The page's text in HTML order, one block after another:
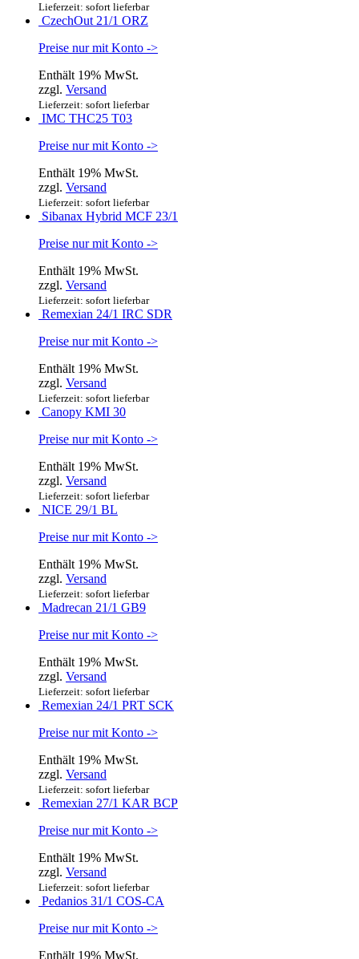
Lieferzeit: sofort lieferbar
CzechOut 21/1 ORZ
Preise nur mit Konto ->
Enthält 19% MwSt.
zzgl. Versand
Lieferzeit: sofort lieferbar
IMC THC25 T03
Preise nur mit Konto ->
Enthält 19% MwSt.
zzgl. Versand
Lieferzeit: sofort lieferbar
Sibanax Hybrid MCF 23/1
Preise nur mit Konto ->
Enthält 19% MwSt.
zzgl. Versand
Lieferzeit: sofort lieferbar
Remexian 24/1 IRC SDR
Preise nur mit Konto ->
Enthält 19% MwSt.
zzgl. Versand
Lieferzeit: sofort lieferbar
Canopy KMI 30
Preise nur mit Konto ->
Enthält 19% MwSt.
zzgl. Versand
Lieferzeit: sofort lieferbar
NICE 29/1 BL
Preise nur mit Konto ->
Enthält 19% MwSt.
zzgl. Versand
Lieferzeit: sofort lieferbar
Madrecan 21/1 GB9
Preise nur mit Konto ->
Enthält 19% MwSt.
zzgl. Versand
Lieferzeit: sofort lieferbar
Remexian 24/1 PRT SCK
Preise nur mit Konto ->
Enthält 19% MwSt.
zzgl. Versand
Lieferzeit: sofort lieferbar
Remexian 27/1 KAR BCP
Preise nur mit Konto ->
Enthält 19% MwSt.
zzgl. Versand
Lieferzeit: sofort lieferbar
Pedanios 31/1 COS-CA
Preise nur mit Konto ->
Enthält 19% MwSt.